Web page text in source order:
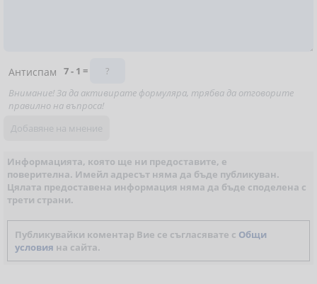
Антиспам
7 - 1 =
Внимание! За да активирате формуляра, трябва да отговорите
правилно на въпроса!
Информацията, която ще ни предоставите, е
поверителна. Имейл адресът няма да бъде публикуван.
Цялата предоставена информация няма да бъде споделена с
трети страни.
Публикувайки коментар Вие се съгласявате с Общи
условия на сайта.